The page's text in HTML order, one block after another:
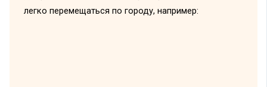
легко перемещаться по городу, например: